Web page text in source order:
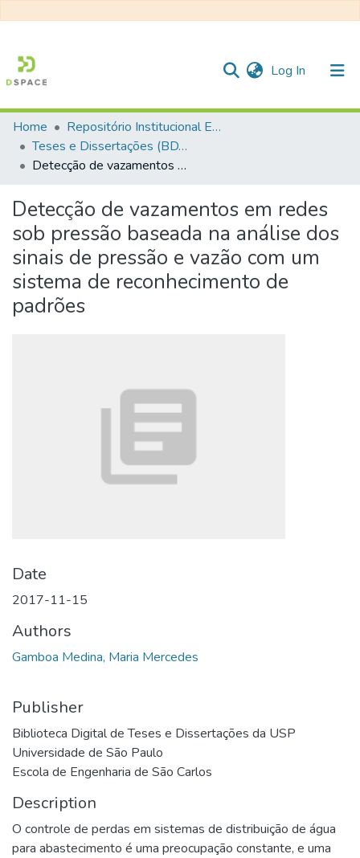
Log In (current)
Communities & Collections
All of DSpace
Statistics
Home
Repositório Institucional EESC
Teses e Dissertações (BDTD USP)
Detecção de vazamentos em redes sob pressão baseada na análise dos sinais de pressão e vazão com um sistema de reconhecimento de padrões
Detecção de vazamentos em redes
sob pressão baseada na análise dos
sinais de pressão e vazão com um
sistema de reconhecimento de
padrões
Date
2017-11-15
Authors
Gamboa Medina, Maria Mercedes
Publisher
Biblioteca Digital de Teses e Dissertações da USP
Universidade de São Paulo
Escola de Engenharia de São Carlos
Description
O controle de perdas em sistemas de distribuição de água
para abastecimento é uma preocupação constante, e uma